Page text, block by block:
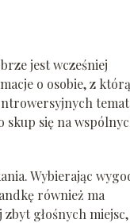
jest wcześniej
o osobie, z
skup się na
Wybierając
również ma
głośnych miejsc,